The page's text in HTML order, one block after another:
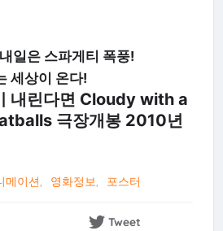
일은 스파게티 폭풍!
세상이 온다!
내린다면 Cloudy with a
극장개봉 2010년
메이션 영화정보 포스터
Tweet